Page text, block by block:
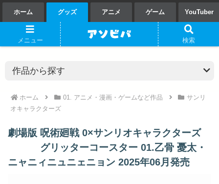
ホーム グッズ アニメ ゲーム YouTuber
ホーム 01. アニメ・漫画・ゲームなど作品
サンリ
オキャラクターズ
劇場版 呪術廻戦 0×サンリオキャラクターズ
グリッターコースター 01.乙骨 憂太・
ニャニィニュニェニョン 2025年06月発売
メニュー 検索